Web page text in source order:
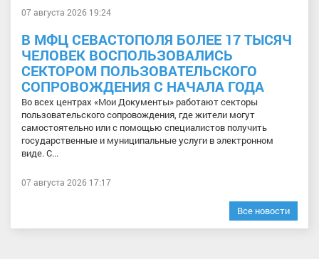
07 августа 2026 19:24
В МФЦ СЕВАСТОПОЛЯ БОЛЕЕ 17 ТЫСЯЧ
ЧЕЛОВЕК ВОСПОЛЬЗОВАЛИСЬ
СЕКТОРОМ ПОЛЬЗОВАТЕЛЬСКОГО
СОПРОВОЖДЕНИЯ С НАЧАЛА ГОДА
Во всех центрах «Мои Документы» работают секторы
пользовательского сопровождения, где жители могут
самостоятельно или с помощью специалистов получить
государственные и муниципальные услуги в электронном
виде. С...
07 августа 2026 17:17
Все новости